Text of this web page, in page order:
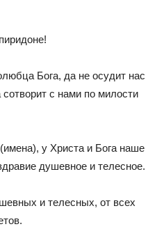
Бога, да не осудит нас
с нами по милости
у Христа и Бога наше
душевное и телесное.
и телесных, от всех